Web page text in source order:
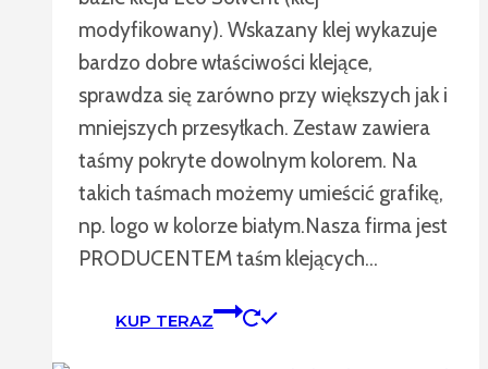
modyfikowany). Wskazany klej wykazuje
bardzo dobre właściwości klejące,
sprawdza się zarówno przy większych jak i
mniejszych przesyłkach. Zestaw zawiera
taśmy pokryte dowolnym kolorem. Na
takich taśmach możemy umieścić grafikę,
np. logo w kolorze białym.Nasza firma jest
PRODUCENTEM taśm klejących…
KUP TERAZ